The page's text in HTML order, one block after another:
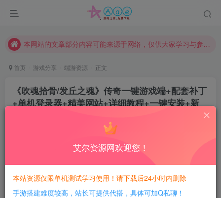
现在赞助会员享受专属折扣，详情点击此条公告。
本网站的文章部分内容可能来源于网络，仅供大家学习与参考，如有侵权，请联系站长QQ466107887进行删除处理。
首页 游戏分享 端游资源 正文
《吹魂拾骨/发丘之魂》传奇一键游戏端+配套补丁
+单机登录器+精美网站+详细教程+一键安装+新
每日活跃最高可获得600积分！所有资源可以使用
积分免费兑换！
艾尔资源网欢迎您！
本站资源仅限单机测试学习使用！请下载后24小时内删除
手游搭建难度较高，站长可提供代搭，具体可加Q私聊！